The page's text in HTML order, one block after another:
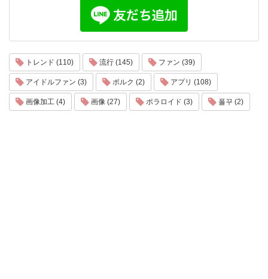
トレンド (110) 流行 (145) ファン (39)
アイドルファン (3) ポルク (2) アプリ (108)
画像加工 (4) 画像 (27) ポラロイド (3) 폴꾸 (2)